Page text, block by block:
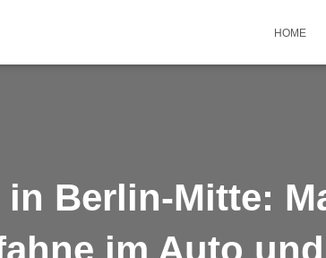
HOME
in Berlin-Mitte:
im Auto